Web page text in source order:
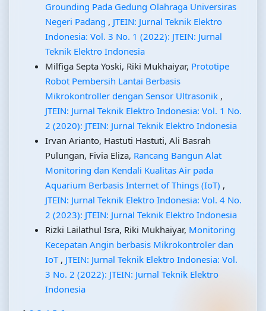
Grounding Pada Gedung Olahraga Universiras
Negeri Padang , JTEIN: Jurnal Teknik Elektro
Indonesia: Vol. 3 No. 1 (2022): JTEIN: Jurnal
Teknik Elektro Indonesia
Milfiga Septa Yoski, Riki Mukhaiyar, Prototipe
Robot Pembersih Lantai Berbasis
Mikrokontroller dengan Sensor Ultrasonik ,
JTEIN: Jurnal Teknik Elektro Indonesia: Vol. 1 No.
2 (2020): JTEIN: Jurnal Teknik Elektro Indonesia
Irvan Arianto, Hastuti Hastuti, Ali Basrah
Pulungan, Fivia Eliza, Rancang Bangun Alat
Monitoring dan Kendali Kualitas Air pada
Aquarium Berbasis Internet of Things (IoT) ,
JTEIN: Jurnal Teknik Elektro Indonesia: Vol. 4 No.
2 (2023): JTEIN: Jurnal Teknik Elektro Indonesia
Rizki Lailathul Isra, Riki Mukhaiyar, Monitoring
Kecepatan Angin berbasis Mikrokontroler dan
IoT , JTEIN: Jurnal Teknik Elektro Indonesia: Vol.
3 No. 2 (2022): JTEIN: Jurnal Teknik Elektro
Indonesia